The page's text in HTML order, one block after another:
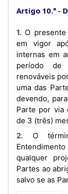
Artigo 10.°
1. O presente Memorando de Entendimento entrará
em vigor
internas em
período de
renováveis
uma das
devendo,
Parte por via
de 3 (três)
2. O término do presente Memorando de
qualquer
Partes ao
salvo se as